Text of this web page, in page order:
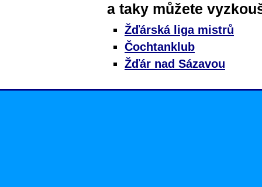
a taky můžete
Žďárská liga mistrů
Čochtanklub
Žďár nad Sázavou